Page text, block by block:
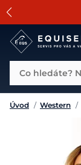
Úvod / Western /